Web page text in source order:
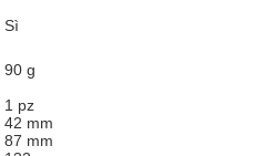
Sì
90 g
1 pz
42 mm
87 mm